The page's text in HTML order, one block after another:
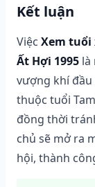
Kết luận
Việc Xem tuổi
Ất Hợi 1995 là
vượng khí đầu
thuộc tuổi
đồng thời
chủ sẽ mở ra
hội, thành